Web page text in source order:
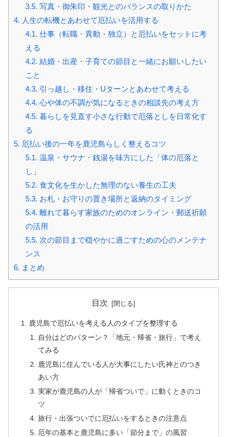
3.5. 写真・御朱印・観光とのバランスの取りかた
4. 人生の転機とあわせて厄払いを活用する
4.1. 仕事（転職・異動・独立）と厄払いをセットに考
える
4.2. 結婚・出産・子育ての節目と一緒にお願いしたい
こと
4.3. 引っ越し・移住・Uターンとあわせて考える
4.4. 心や体の不調が気になるときの相談先の考え方
4.5. 暮らしを見直す小さな行動で厄落としを日常化す
る
5. 厄払い後の一年を鹿児島らしく整えるコツ
5.1. 温泉・サウナ・銭湯を味方にした「体の厄落と
し」
5.2. 食文化を生かした無理のない養生の工夫
5.3. お札・お守りの置き場所と返納のタイミング
5.4. 離れて暮らす家族のためのオンライン・郵送祈願
の活用
5.5. 次の節目まで穏やかに過ごすための心のメンテナ
ンス
6. まとめ
目次
鹿児島で厄払いを考える人のタイプを整理する
自分はどのパターン？「地元・帰省・旅行」で考え
てみる
鹿児島に住んでいる人が大事にしたい氏神とのつき
あい方
実家が鹿児島の人が「帰省ついで」に動くときのコ
ツ
旅行・出張ついでに厄払いをするときの注意点
厄年の基本と鹿児島に多い「節分まで」の風習